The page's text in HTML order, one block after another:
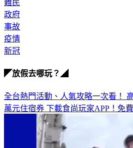
難民
政府
事故
疫情
新冠
◤放假去哪玩？◢
全台熱門活動、人氣攻略一次看！
萬元住宿券 下載食尚玩家APP！免